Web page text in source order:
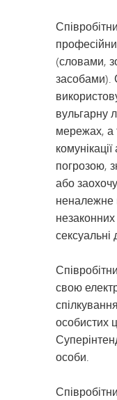
(словами,
засобами).
вульгарну
мережах, а
погрозою,
або
неналежне
свою
особистих
особи.